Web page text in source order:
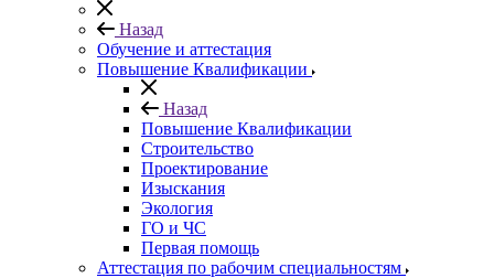
Назад
Обучение и аттестация
Повышение Квалификации
Назад
Повышение Квалификации
Строительство
Проектирование
Изыскания
Экология
ГО и ЧС
Первая помощь
Аттестация по рабочим специальностям